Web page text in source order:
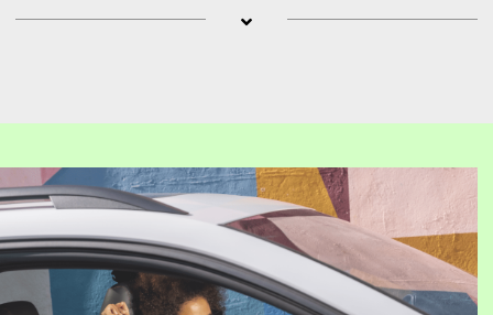
Ver­kaufs­be­ra­ter, CUP­RA Mas­ter